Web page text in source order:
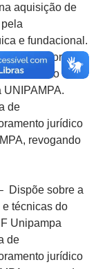
aquisição de
e fundacional.
– Norma
UNIPAMPA.
de
jurídico
revogando
Dispõe sobre a
técnicas do
Unipampa
de
jurídico